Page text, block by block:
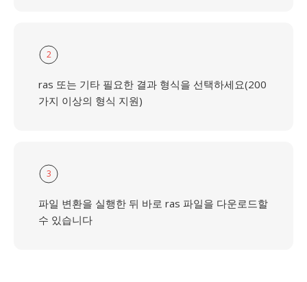
2
ras 또는 기타 필요한 결과 형식을 선택하세요(200
가지 이상의 형식 지원)
3
파일 변환을 실행한 뒤 바로 ras 파일을 다운로드할
수 있습니다